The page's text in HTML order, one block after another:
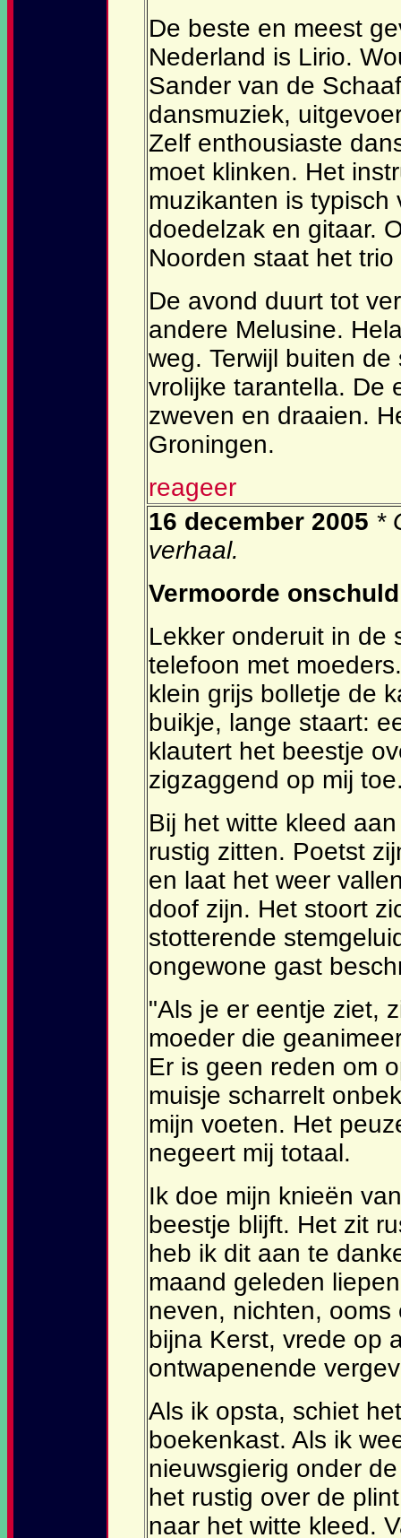
De beste en meest
Nederland is Lirio.
Sander van de
dansmuziek,
Zelf enthousiaste
moet klinken. Het
muzikanten is typisch
doedelzak en gitaar.
Noorden staat het
De avond duurt tot
andere Melusine.
weg. Terwijl buiten
vrolijke tarantella. De
zweven en draaien.
Groningen.
reageer
16 december 2005 *
verhaal.
Vermoorde onschuld
Lekker onderuit in de
telefoon met
klein grijs bolletje de
buikje, lange staart:
klautert het beestje
zigzaggend op mij
Bij het witte kleed
rustig zitten. Poetst
en laat het weer
doof zijn. Het stoort
stotterende
ongewone gast
"Als je er eentje ziet,
moeder die
Er is geen reden om
muisje scharrelt
mijn voeten. Het
negeert mij totaal.
Ik doe mijn knieën
beestje blijft. Het zit
heb ik dit aan te
maand geleden
neven, nichten,
bijna Kerst, vrede op
ontwapenende
Als ik opsta, schiet
boekenkast. Als ik
nieuwsgierig onder
het rustig over de
naar het witte kleed.